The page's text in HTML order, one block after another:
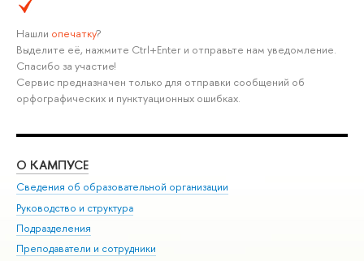
Нашли опечатку?
Выделите её, нажмите Ctrl+Enter и отправьте нам уведомление.
Спасибо за участие!
Сервис предназначен только для отправки сообщений об
орфографических и пунктуационных ошибках.
О КАМПУСЕ
Сведения об образовательной организации
Руководство и структура
Подразделения
Преподаватели и сотрудники